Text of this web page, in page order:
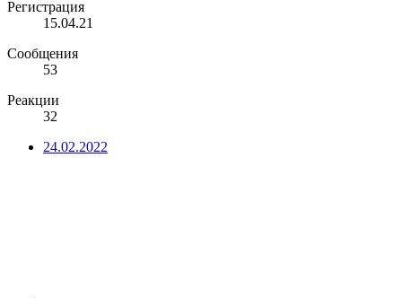
Регистрация
15.04.21
Сообщения
53
Реакции
32
24.02.2022